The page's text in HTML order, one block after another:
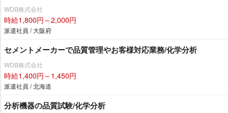
WDB株式会社
時給1,800円～2,000円
派遣社員 / 大阪府
セメントメーカーで品質管理やお客様対応業務/化学分析
WDB株式会社
時給1,400円～1,450円
派遣社員 / 北海道
分析機器の品質試験/化学分析